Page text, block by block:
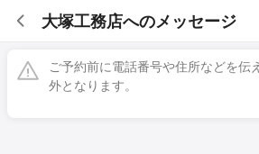
大塚工務店へのメッセージ
ご予約前に電話番号や住所などを伝
外となります。